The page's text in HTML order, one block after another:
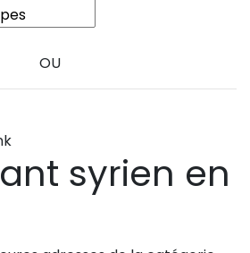
OU
syrien en